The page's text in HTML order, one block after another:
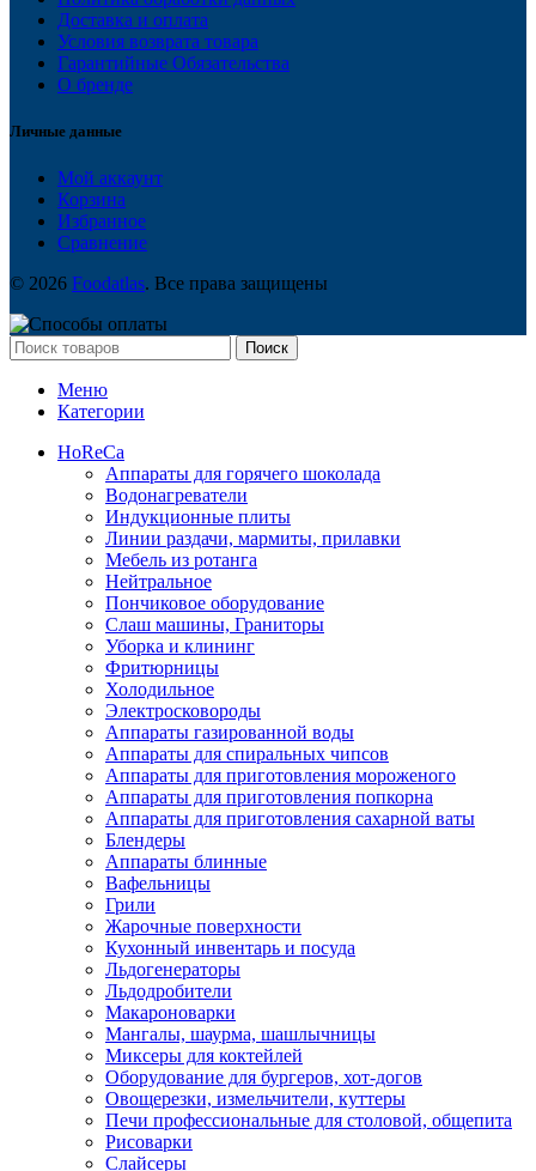
Доставка и оплата
Условия возврата товара
Гарантийные Обязательства
О бренде
Личные данные
Мой аккаунт
Корзина
Избранное
Сравнение
© 2026 Foodatlas. Все права защищены
Поиск
Меню
Категории
HoReCa
Аппараты для горячего шоколада
Водонагреватели
Индукционные плиты
Линии раздачи, мармиты, прилавки
Мебель из ротанга
Нейтральное
Пончиковое оборудование
Слаш машины, Граниторы
Уборка и клининг
Фритюрницы
Холодильное
Электросковороды
Аппараты газированной воды
Аппараты для спиральных чипсов
Аппараты для приготовления мороженого
Аппараты для приготовления попкорна
Аппараты для приготовления сахарной ваты
Блендеры
Аппараты блинные
Вафельницы
Грили
Жарочные поверхности
Кухонный инвентарь и посуда
Льдогенераторы
Льдодробители
Макароноварки
Мангалы, шаурма, шашлычницы
Миксеры для коктейлей
Оборудование для бургеров, хот-догов
Овощерезки, измельчители, куттеры
Печи профессиональные для столовой, общепита
Рисоварки
Слайсеры